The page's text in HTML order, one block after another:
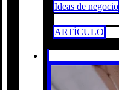
Ideas de negocio
ARTÍCULO